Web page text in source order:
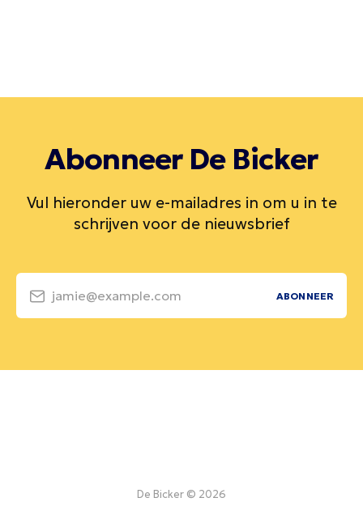
Abonneer De Bicker
Vul hieronder uw e-mailadres in om u in te
schrijven voor de nieuwsbrief
jamie@example.com ABONNEER
De Bicker © 2026